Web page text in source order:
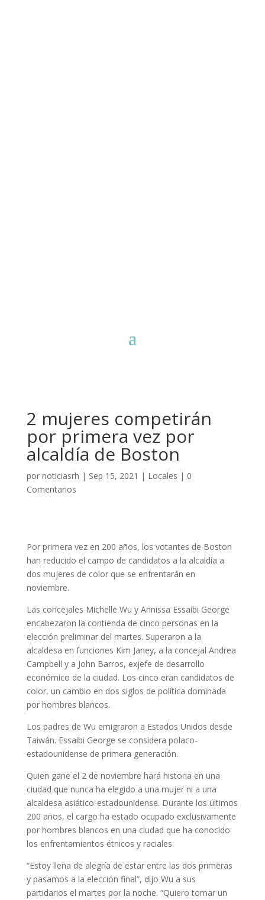
2 mujeres competirán
por primera vez por
alcaldía de Boston
por noticiasrh | Sep 15, 2021 | Locales | 0
Comentarios
Por primera vez en 200 años, los votantes de Boston
han reducido el campo de candidatos a la alcaldía a
dos mujeres de color que se enfrentarán en
noviembre.
Las concejales Michelle Wu y Annissa Essaibi George
encabezaron la contienda de cinco personas en la
elección preliminar del martes. Superaron a la
alcaldesa en funciones Kim Janey, a la concejal Andrea
Campbell y a John Barros, exjefe de desarrollo
económico de la ciudad. Los cinco eran candidatos de
color, un cambio en dos siglos de política dominada
por hombres blancos.
Los padres de Wu emigraron a Estados Unidos desde
Taiwán. Essaibi George se considera polaco-
estadounidense de primera generación.
Quien gane el 2 de noviembre hará historia en una
ciudad que nunca ha elegido a una mujer ni a una
alcaldesa asiático-estadounidense. Durante los últimos
200 años, el cargo ha estado ocupado exclusivamente
por hombres blancos en una ciudad que ha conocido
los enfrentamientos étnicos y raciales.
“Estoy llena de alegría de estar entre las dos primeras
y pasamos a la elección final”, dijo Wu a sus
partidarios el martes por la noche. “Quiero tomar un